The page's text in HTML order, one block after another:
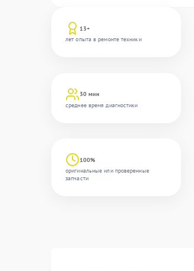
13+
лет опыта в ремонте техники
30 мин
среднее время диагностики
100%
оригинальные или проверенные
запчасти